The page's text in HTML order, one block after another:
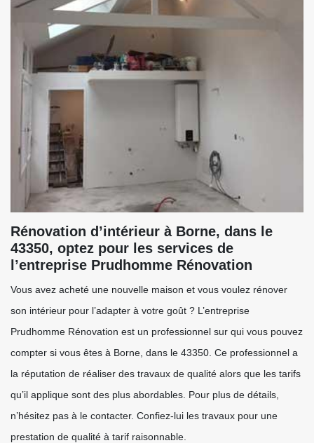
Rénovation d’intérieur à Borne, dans le
43350, optez pour les services de
l’entreprise Prudhomme Rénovation
Vous avez acheté une nouvelle maison et vous voulez rénover
son intérieur pour l’adapter à votre goût ? L’entreprise
Prudhomme Rénovation est un professionnel sur qui vous pouvez
compter si vous êtes à Borne, dans le 43350. Ce professionnel a
la réputation de réaliser des travaux de qualité alors que les tarifs
qu’il applique sont des plus abordables. Pour plus de détails,
n’hésitez pas à le contacter. Confiez-lui les travaux pour une
prestation de qualité à tarif raisonnable.